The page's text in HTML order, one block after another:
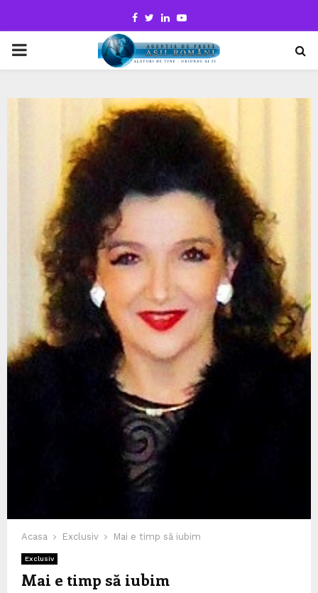
Facebook
TwitterLinkedinYoutube
PRIMARY
Acasa Exclusiv Mai e timp să iubim
Exclusiv
Mai e timp să iubim